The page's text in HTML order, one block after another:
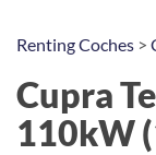
Renting Coches >
Cupra
110kW